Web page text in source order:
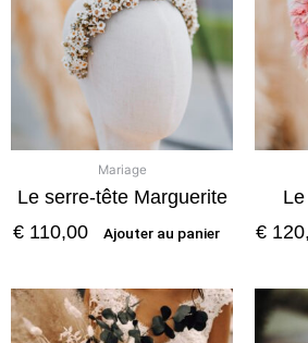
Mariage
Le serre-tête Marguerite
€110,00 Ajouter au panier
€